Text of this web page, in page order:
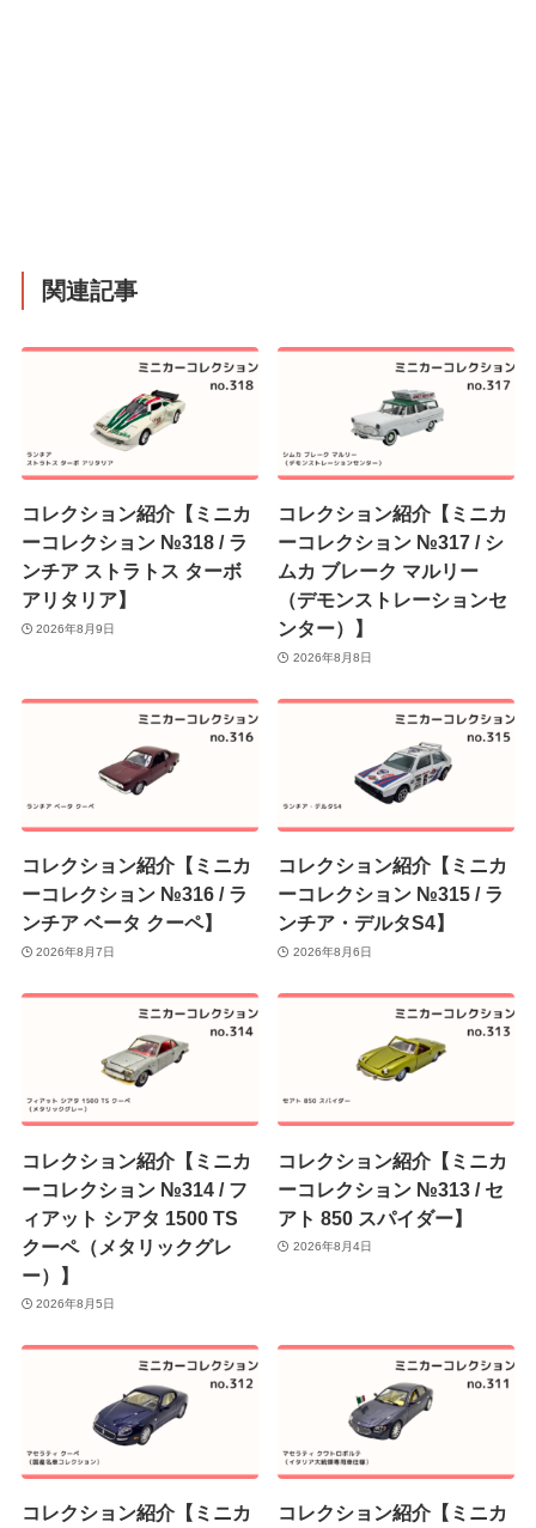
関連記事
コレクション紹介【ミニカ
ーコレクション №318 / ラ
ンチア ストラトス ターボ
アリタリア】
2026年8月9日
コレクション紹介【ミニカ
ーコレクション №317 / シ
ムカ ブレーク マルリー
（デモンストレーションセ
ンター）】
2026年8月8日
コレクション紹介【ミニカ
ーコレクション №316 / ラ
ンチア ベータ クーペ】
2026年8月7日
コレクション紹介【ミニカ
ーコレクション №315 / ラ
ンチア・デルタS4】
2026年8月6日
コレクション紹介【ミニカ
ーコレクション №314 / フ
ィアット シアタ 1500 TS
クーペ（メタリックグレ
ー）】
2026年8月5日
コレクション紹介【ミニカ
ーコレクション №313 / セ
アト 850 スパイダー】
2026年8月4日
コレクション紹介【ミニカ
コレクション紹介【ミニカ